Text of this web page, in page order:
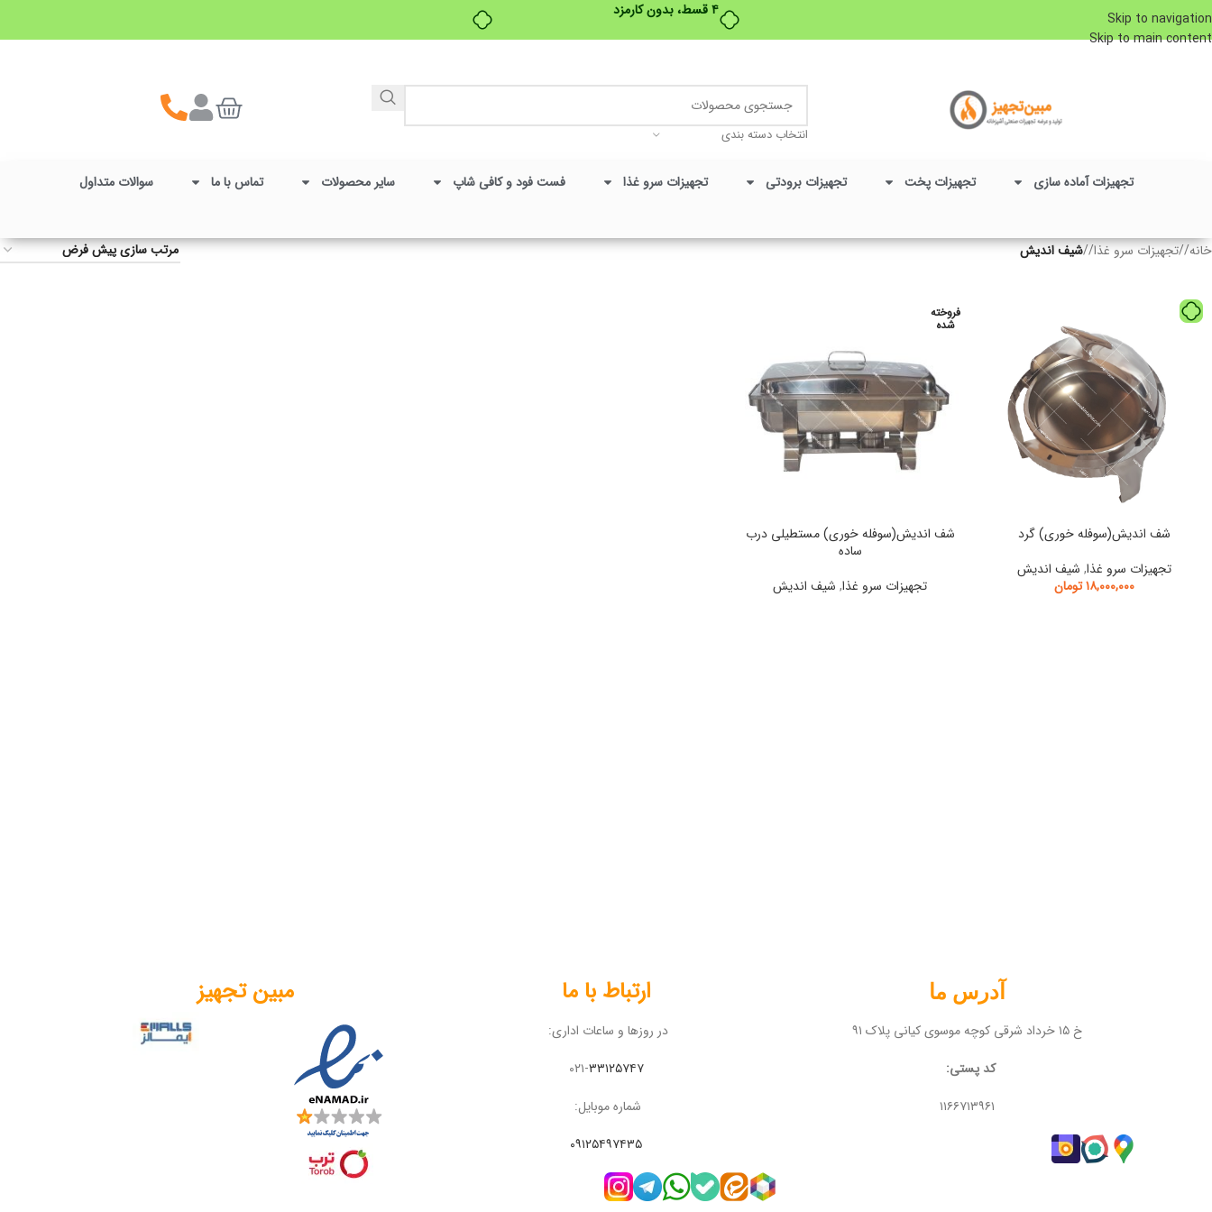
۴ قسط، بدون کارمزد
Skip to navigation
Skip to main content
انتخاب دسته بندی
تجهیزات آماده سازی تجهیزات پخت تجهیزات برودتی تجهیزات سرو غذا فست فود و کافی شاپ سایر محصولات تماس با ما سوالات متداول
خانه/ تجهیزات سرو غذا/ شیف اندیش
شف اندیش(سوفله خوری) گرد
تجهیزات سرو غذا, شیف اندیش
۱۸,۰۰۰,۰۰۰تومان
فروخته
شده
شف اندیش(سوفله خوری) مستطیلی درب
ساده
تجهیزات سرو غذا, شیف اندیش
آدرس ما
خ ۱۵ خرداد شرقی کوچه موسوی کیانی پلاک ۹۱
کد پستی:
۱۱۶۶۷۱۳۹۶۱
ارتباط با ما
در روزها و ساعات اداری:
۰۲۱-۳۳۱۲۵۷۴۷
شماره موبایل:
۰۹۱۲۵۴۹۷۴۳۵
مبین تجهیز